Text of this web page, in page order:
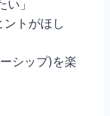
」
ントがほし
シップ)を楽